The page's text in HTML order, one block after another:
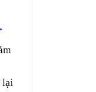
lại